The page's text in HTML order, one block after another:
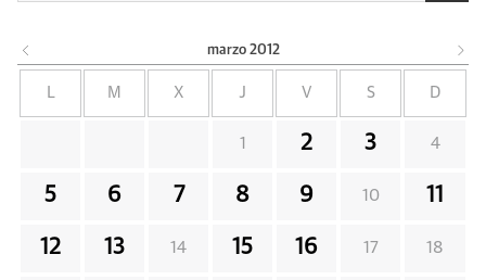
marzo 2012
L M X J V S D
1 2 3 4
5 6 7 8 9 10 11
12 13 14 15 16 17 18